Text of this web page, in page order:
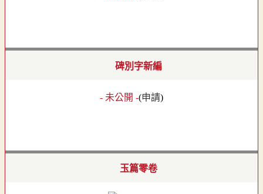
碑別字新編
- 未公開 -(申請)
玉篇零卷